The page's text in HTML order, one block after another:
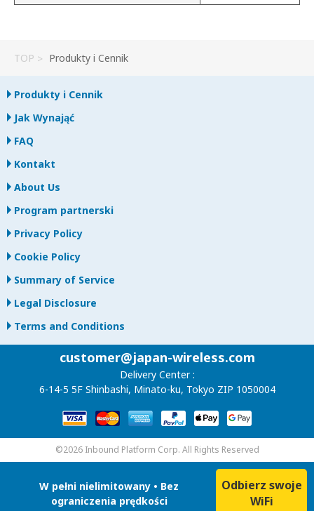
TOP Produkty i Cennik
Produkty i Cennik
Jak Wynająć
FAQ
Kontakt
About Us
Program partnerski
Privacy Policy
Cookie Policy
Summary of Service
Legal Disclosure
Terms and Conditions
customer@japan-wireless.com
Delivery Center :
6-14-5 5F Shinbashi, Minato-ku, Tokyo ZIP 1050004
©2026 Inbound Platform Corp. All Rights Reserved
W pełni nielimitowany • Bez
ograniczenia prędkości
Odbierz swoje
WiFi